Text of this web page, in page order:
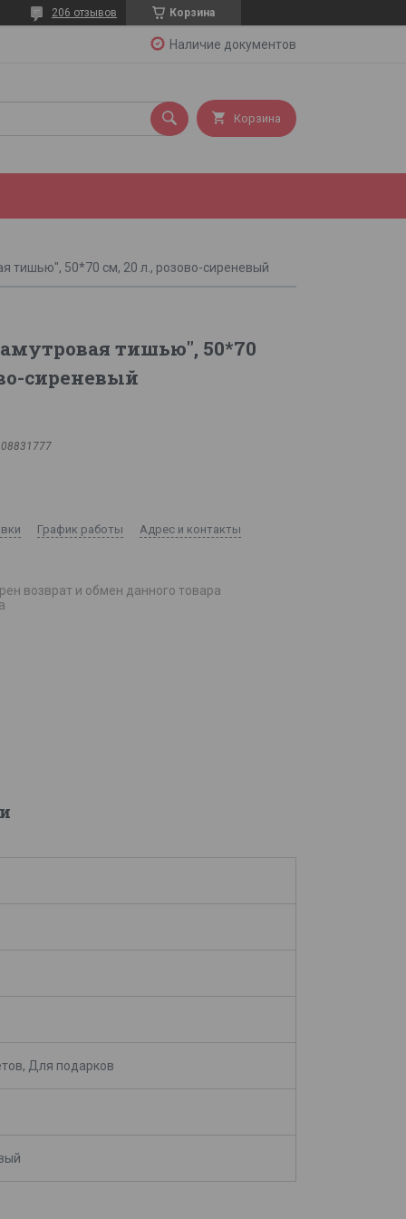
Корзина
206 отзывов
Наличие документов
Корзина
тишью", 50*70 см, 20 л., розово-сиреневый
тишью", 50*70
сиреневый
График работы Адрес и контакты
возврат и обмен данного товара
Для подарков